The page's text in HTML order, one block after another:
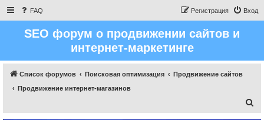
FAQ Вход
Регистрация
SEO форум о продвижении сайтов и
интернет-маркетинге
Список форумов Поисковая оптимизация
Продвижение сайтов
Продвижение интернет-магазинов